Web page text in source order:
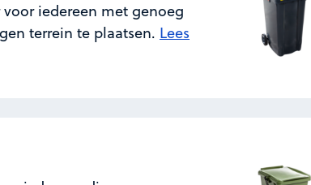
iedereen met genoeg
terrein te plaatsen. Lees